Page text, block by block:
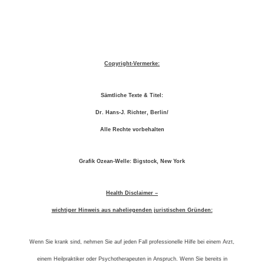
Copyright-Vermerke:
Sämtliche Texte & Titel:
Dr. Hans-J. Richter, Berlin/
Alle Rechte vorbehalten
Grafik Ozean-Welle: Bigstock, New York
Health Disclaimer –
wichtiger Hinweis aus naheliegenden juristischen Gründen:
Wenn Sie krank sind, nehmen Sie auf jeden Fall professionelle Hilfe bei einem Arzt,
einem Heilpraktiker oder Psychotherapeuten in Anspruch. Wenn Sie bereits in